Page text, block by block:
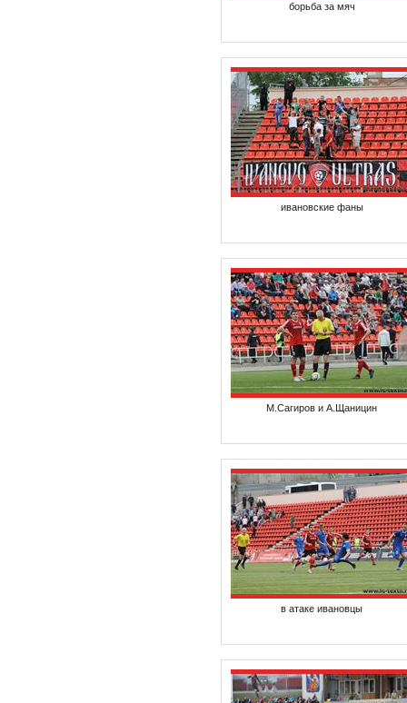
борьба за мяч
ивановские фаны
М.Сагиров и А.Щаницин
в атаке ивановцы